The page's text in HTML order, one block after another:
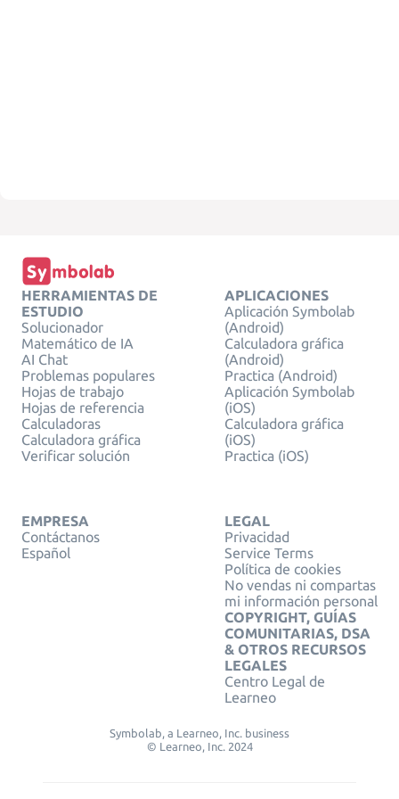
HERRAMIENTAS DE
ESTUDIO
Solucionador
Matemático de IA
AI Chat
Problemas populares
Hojas de trabajo
Hojas de referencia
Calculadoras
Calculadora gráfica
Verificar solución
APLICACIONES
Aplicación Symbolab
(Android)
Calculadora gráfica
(Android)
Practica (Android)
Aplicación Symbolab
(iOS)
Calculadora gráfica
(iOS)
Practica (iOS)
EMPRESA
Contáctanos
Español
LEGAL
Privacidad
Service Terms
Política de cookies
No vendas ni compartas
mi información personal
COPYRIGHT, GUÍAS
COMUNITARIAS, DSA
& OTROS RECURSOS
LEGALES
Centro Legal de
Learneo
Symbolab, a Learneo, Inc. business
© Learneo, Inc. 2024